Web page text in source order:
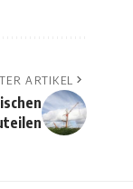
ARTIKEL